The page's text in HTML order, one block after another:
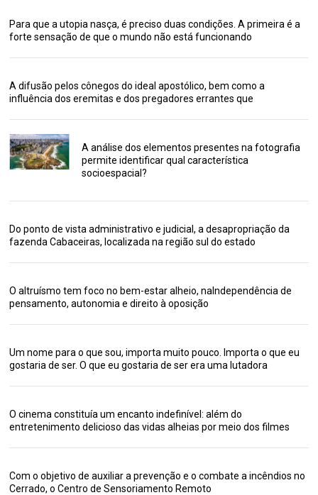
Para que a utopia nasça, é preciso duas condições. A primeira é a
forte sensação de que o mundo não está funcionando
A difusão pelos cônegos do ideal apostólico, bem como a
influência dos eremitas e dos pregadores errantes que
A análise dos elementos presentes na fotografia
permite identificar qual característica
socioespacial?
Do ponto de vista administrativo e judicial, a desapropriação da
fazenda Cabaceiras, localizada na região sul do estado
O altruísmo tem foco no bem-estar alheio, naIndependência de
pensamento, autonomia e direito à oposição
Um nome para o que sou, importa muito pouco. Importa o que eu
gostaria de ser. O que eu gostaria de ser era uma lutadora
O cinema constituía um encanto indefinível: além do
entretenimento delicioso das vidas alheias por meio dos filmes
Com o objetivo de auxiliar a prevenção e o combate a incêndios no
Cerrado, o Centro de Sensoriamento Remoto